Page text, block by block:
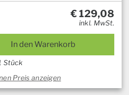
€129,08
inkl. MwSt.
In den Warenkorb
Stück
Preis anzeigen